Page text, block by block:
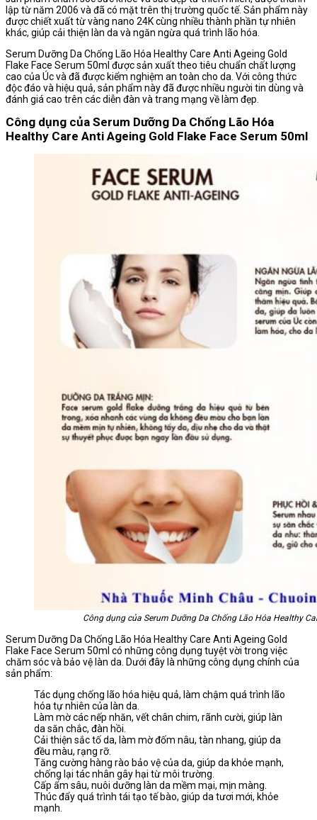
lập từ năm 2006 và đã có mặt trên thị trường quốc tế. Sản phẩm này
được chiết xuất từ vàng nano 24K cùng nhiều thành phần tự nhiên
khác, giúp cải thiện làn da và ngăn ngừa quá trình lão hóa.
Serum Dưỡng Da Chống Lão Hóa Healthy Care Anti Ageing Gold
Flake Face Serum 50ml được sản xuất theo tiêu chuẩn chất lượng
cao của Úc và đã được kiểm nghiệm an toàn cho da. Với công thức
độc đáo và hiệu quả, sản phẩm này đã được nhiều người tin dùng và
đánh giá cao trên các diễn đàn và trang mạng về làm đẹp.
Công dụng của Serum Dưỡng Da Chống Lão Hóa
Healthy Care Anti Ageing Gold Flake Face Serum 50ml
Công dụng của Serum Dưỡng Da Chống Lão Hóa Healthy
Serum Dưỡng Da Chống Lão Hóa Healthy Care Anti Ageing Gold
Flake Face Serum 50ml có những công dụng tuyệt vời trong việc
chăm sóc và bảo vệ làn da. Dưới đây là những công dụng chính của
sản phẩm:
Tác dụng chống lão hóa hiệu quả, làm chậm quá trình lão
hóa tự nhiên của làn da.
Làm mờ các nếp nhăn, vết chân chim, rãnh cười, giúp làn
da săn chắc, đàn hồi.
Cải thiện sắc tố da, làm mờ đốm nâu, tàn nhang, giúp da
đều màu, rạng rỡ.
Tăng cường hàng rào bảo vệ của da, giúp da khỏe mạnh,
chống lại tác nhân gây hại từ môi trường.
Cấp ẩm sâu, nuôi dưỡng làn da mềm mại, mịn màng.
Thúc đẩy quá trình tái tạo tế bào, giúp da tươi mới, khỏe
mạnh.